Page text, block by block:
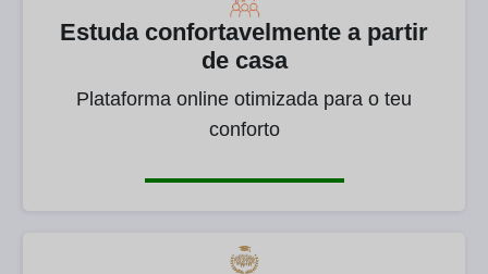
Estuda confortavelmente a partir
de casa
Plataforma online otimizada para o teu
conforto